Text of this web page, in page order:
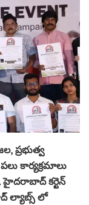
ప్రభుత్వ
కార్యక్రమాలు
హైదరాబాద్ కర్టెన్
ల్యాబ్స్ లో